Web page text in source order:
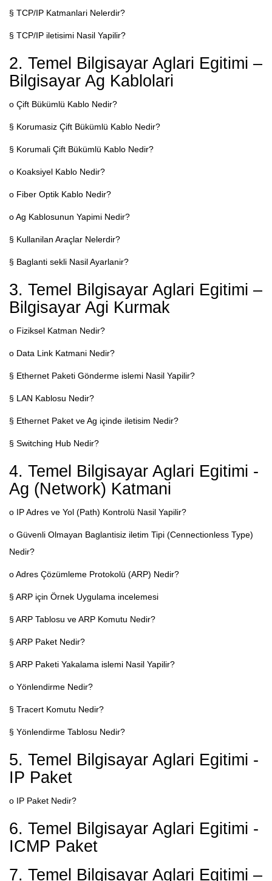
§ TCP/IP Katmanlari Nelerdir?
§ TCP/IP iletisimi Nasil Yapilir?
2. Temel Bilgisayar Aglari Egitimi –
Bilgisayar Ag Kablolari
o Çift Bükümlü Kablo Nedir?
§ Korumasiz Çift Bükümlü Kablo Nedir?
§ Korumali Çift Bükümlü Kablo Nedir?
o Koaksiyel Kablo Nedir?
o Fiber Optik Kablo Nedir?
o Ag Kablosunun Yapimi Nedir?
§ Kullanilan Araçlar Nelerdir?
§ Baglanti sekli Nasil Ayarlanir?
3. Temel Bilgisayar Aglari Egitimi –
Bilgisayar Agi Kurmak
o Fiziksel Katman Nedir?
o Data Link Katmani Nedir?
§ Ethernet Paketi Gönderme islemi Nasil Yapilir?
§ LAN Kablosu Nedir?
§ Ethernet Paket ve Ag içinde iletisim Nedir?
§ Switching Hub Nedir?
4. Temel Bilgisayar Aglari Egitimi -
Ag (Network) Katmani
o IP Adres ve Yol (Path) Kontrolü Nasil Yapilir?
o Güvenli Olmayan Baglantisiz iletim Tipi (Cennectionless Type)
Nedir?
o Adres Çözümleme Protokolü (ARP) Nedir?
§ ARP için Örnek Uygulama incelemesi
§ ARP Tablosu ve ARP Komutu Nedir?
§ ARP Paket Nedir?
§ ARP Paketi Yakalama islemi Nasil Yapilir?
o Yönlendirme Nedir?
§ Tracert Komutu Nedir?
§ Yönlendirme Tablosu Nedir?
5. Temel Bilgisayar Aglari Egitimi -
IP Paket
o IP Paket Nedir?
6. Temel Bilgisayar Aglari Egitimi -
ICMP Paket
7. Temel Bilgisayar Aglari Egitimi –